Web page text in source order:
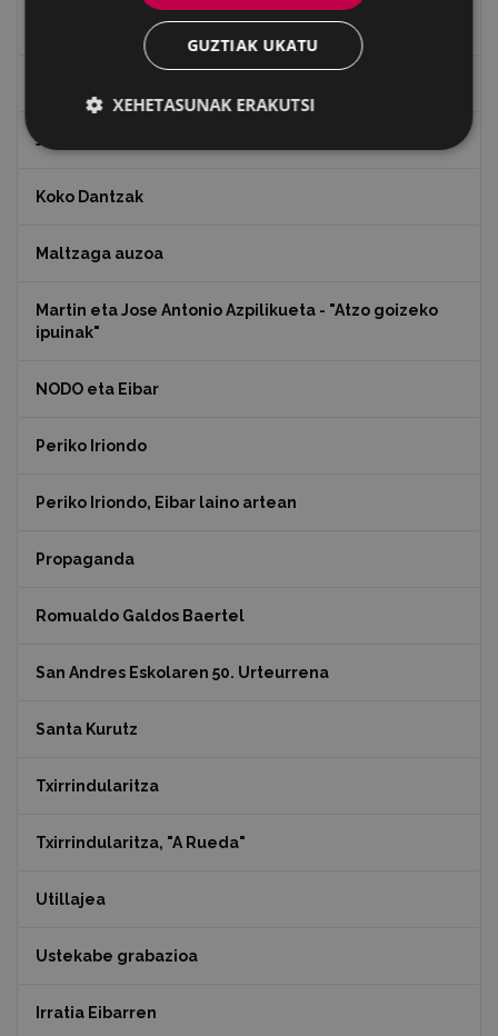
Indalecio Ojanguren, Gipuzkoako Foru Aldundia
Julen Zabaletaren marrazkiak
Koko Dantzak
Maltzaga auzoa
Martin eta Jose Antonio Azpilikueta - "Atzo goizeko
ipuinak"
NODO eta Eibar
Periko Iriondo
Periko Iriondo, Eibar laino artean
Propaganda
Romualdo Galdos Baertel
San Andres Eskolaren 50. Urteurrena
Santa Kurutz
Txirrindularitza
Txirrindularitza, "A Rueda"
Utillajea
Ustekabe grabazioa
Irratia Eibarren
GUZTIAK UKATU
XEHETASUNAK ERAKUTSI